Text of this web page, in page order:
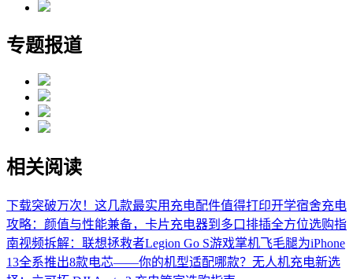
专题报道
相关阅读
下载突破万次！这几款最实用充电配件值得打印开学宿舍充电
攻略：颜值与性能兼备，卡片充电器到多口排插全方位选购指
南视频拆解：联想拯救者Legion Go S游戏掌机飞毛腿为iPhone
13全系推出8款电芯——你的机型适配哪款？ 无人机充电新选